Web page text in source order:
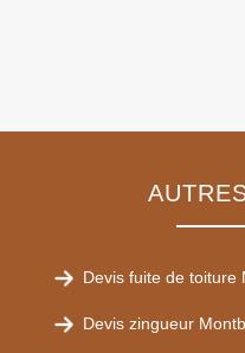
Devis fuite de toiture
Devis zingueur